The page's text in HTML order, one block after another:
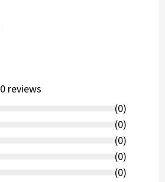
0 reviews
(0)
(0)
(0)
(0)
(0)